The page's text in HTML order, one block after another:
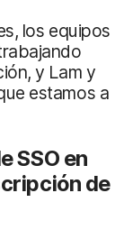
los equipos
y Lam y
estamos a
SSO en
de